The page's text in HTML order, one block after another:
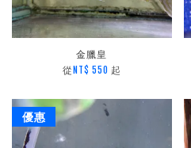
金臘皇
從 NT$ 550 起
優惠